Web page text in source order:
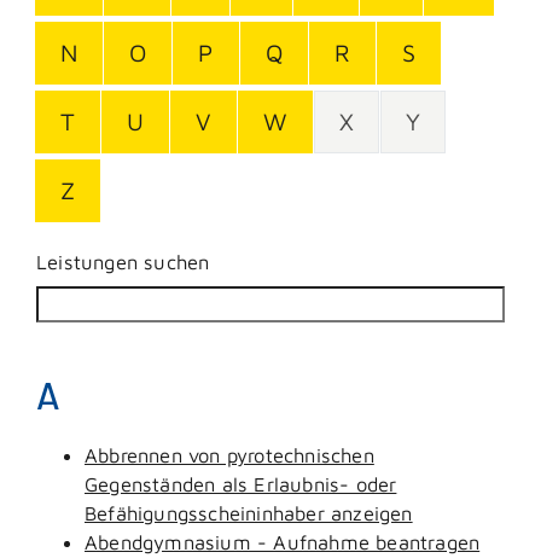
N O P Q R S
T U V W X Y
Z
Leistungen suchen
A
Abbrennen von pyrotechnischen
Gegenständen als Erlaubnis- oder
Befähigungsscheininhaber anzeigen
Abendgymnasium - Aufnahme beantragen